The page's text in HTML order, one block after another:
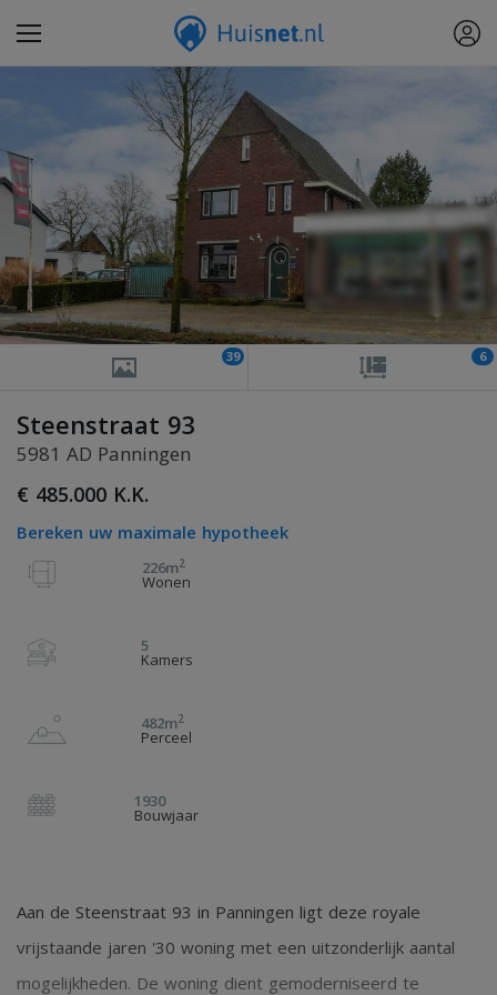
39 6
Steenstraat 93
5981 AD Panningen
€ 485.000 K.K.
Bereken uw maximale hypotheek
226m2
Wonen
5
Kamers
482m2
Perceel
1930
Bouwjaar
Aan de Steenstraat 93 in Panningen ligt deze royale
vrijstaande jaren '30 woning met een uitzonderlijk aantal
mogelijkheden. De woning dient gemoderniseerd te